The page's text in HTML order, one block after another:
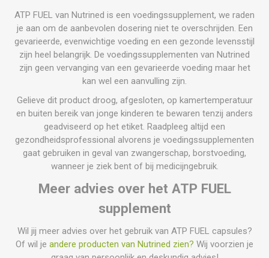
ATP FUEL van Nutrined is een voedingssupplement, we raden
je aan om de aanbevolen dosering niet te overschrijden. Een
gevarieerde, evenwichtige voeding en een gezonde levensstijl
zijn heel belangrijk. De voedingssupplementen van Nutrined
zijn geen vervanging van een gevarieerde voeding maar het
kan wel een aanvulling zijn.
Gelieve dit product droog, afgesloten, op kamertemperatuur
en buiten bereik van jonge kinderen te bewaren tenzij anders
geadviseerd op het etiket. Raadpleeg altijd een
gezondheidsprofessional alvorens je voedingssupplementen
gaat gebruiken in geval van zwangerschap, borstvoeding,
wanneer je ziek bent of bij medicijngebruik.
Meer advies over het ATP FUEL
supplement
Wil jij meer advies over het gebruik van ATP FUEL capsules?
Of wil je andere producten van Nutrined zien? Wij voorzien je